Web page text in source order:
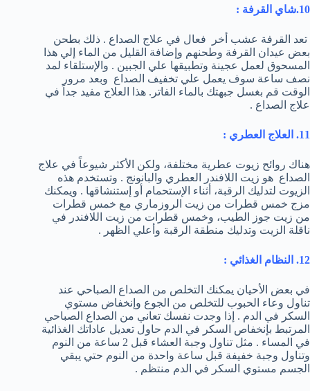
10.شاي القرفة :
تعد القرفة عشب أخر فعال في علاج الصداع . ذلك بطحن
بعض عيدان القرفة وطحنهم وإضافة القليل من الماء إلي هذا
المسحوق لعمل عجينة وتطبيقها علي الجبين . والإستلقاء لمد
نصف ساعة سوف يعمل علي تخفيف الصداع وبعد مرور
الوقت قم بغسل جبهتك بالماء الفاتر. هذا العلاج مفيد جداً في
علاج الصداع .
11. العلاج العطري :
هناك روائح زيوت عطرية مختلفة، ولكن الأكثر شيوعاً في علاج
الصداع هو زيت اللافندر العطري والبانونج . وتستخدم هذه
الزيوت لتدليك الرقبة، أثناء الإستحمام أو إستنشاقها . ويمكنك
مزج خمس قطرات من زيت الروزماري مع خمس قطرات
من زيت جوز الطيب، وخمس قطرات من زيت اللافندر في
ناقلة الزيت وتدليك منطقة الرقبة وأعلي الظهر .
12. النظام الغذائي :
في بعض الأحيان يمكنك التخلص من الصداع الصباحي عند
تناول وعاء الحبوب للتخلص من الجوع وإنخفاض مستوي
السكر في الدم . إذا وجدت نفسك تعاني من الصداع الصباحي
المرتبط بإنخفاص السكر في الدم حاول تعديل عاداتك الغذائية
في المساء . مثل تناول وجبة العشاء قبل 2 ساعة من النوم
وتناول وجبة خفيفة قبل ساعة واحدة من النوم حتي يبقي
الجسم مستوي السكر في الدم منتظم .